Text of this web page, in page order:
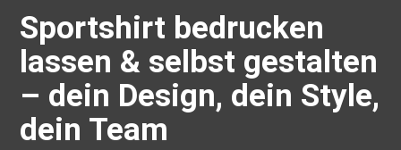
Sportshirt bedrucken
lassen & selbst gestalten
– dein Design, dein Style,
dein Team